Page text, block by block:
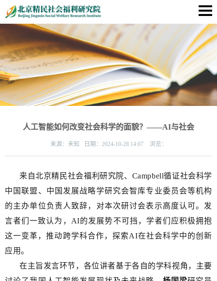
人工智能如何改变社会科学的面貌？——AI与社会
来源： 未知 日期： 2024-10-28 14:07 浏览：
来自北京精民社会福利研究院、Campbell循证社会科学
中国联盟、中国发展战略学研究会智库专业委员会等机构
的主办单位负责人致辞，对本次研讨会表示高度认可。发
言者们一致认为，AI的发展势不可挡，学者们 应积极拥抱
这一变革，推动跨学科合作，探索AI在社会科学中的创新
应用。
在主旨发言环节， 各位讲者基于各自的学科视角，主要